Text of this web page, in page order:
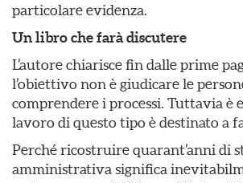
particolare evidenza.
Un libro che farà discutere
L’autore chiarisce fin dalle prime
l’obiettivo non è giudicare le
comprendere i processi. Tuttavia è
lavoro di questo tipo è destinato a
Perché ricostruire quarant’anni di
amministrativa significa